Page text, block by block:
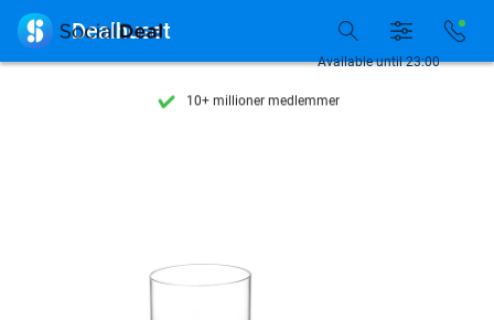
Tilgængelig 7 dage om ugen
10+ millioner medlemmer
10+ millioner medlemmer
Available until 23:00
 Dealhuset